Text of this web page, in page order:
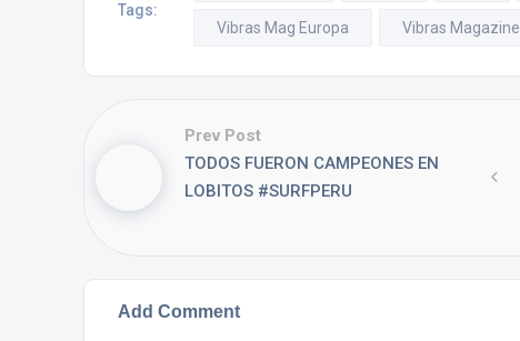
Tags:
Vibras Mag Europa Vibras Magazine
Prev Post
TODOS FUERON CAMPEONES EN
LOBITOS #SURFPERU
Add Comment